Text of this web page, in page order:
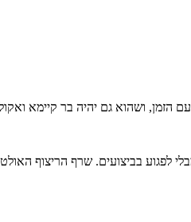
ושהוא גם יהיה בר קיימא
לפגוע בביצועים. שרף הריצוף